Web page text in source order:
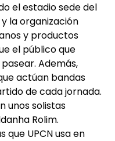
el estadio sede del
la organización
y productos
el público que
Además,
actúan bandas
de cada jornada.
unos solistas
Rolim.
que UPCN usa en